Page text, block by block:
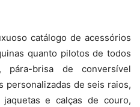
catálogo de acessórios
quanto pilotos de todos
brisa de conversível
personalizadas de seis raios,
jaquetas e calças de couro,